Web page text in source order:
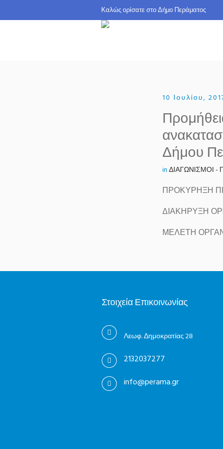
Καλώς ορίσατε
10 Ιουλίου,
Δήμου
inΔΙΑΓΩΝΙΣΜΟΙ -
ΠΡΟΚΥΡΗΞΗ
ΔΙΑΚΗΡΥΞΗ
ΜΕΛΕΤΗ
Στοιχεία Επικοινωνίας
Λεωφ. Δημοκρατίας 28
2132037277
info@perama.gr